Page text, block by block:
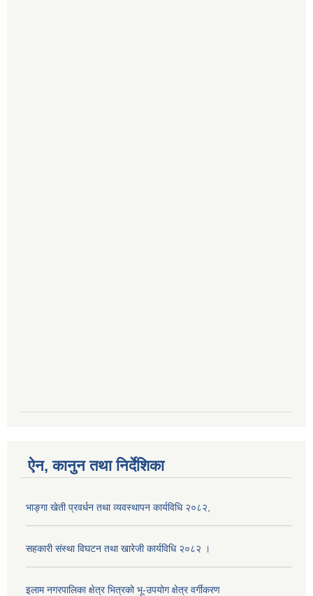
ऐन, कानुन तथा निर्देशिका
भाङ्गा खेती प्रवर्धन तथा व्यवस्थापन कार्यविधि २०८२,
सहकारी संस्था विघटन तथा खारेजी कार्यविधि २०८२ ।
इलाम नगरपालिका क्षेत्र भित्रको भू-उपयोग क्षेत्र वर्गीकरण